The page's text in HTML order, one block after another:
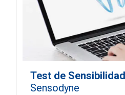
Test de
Sensodyne